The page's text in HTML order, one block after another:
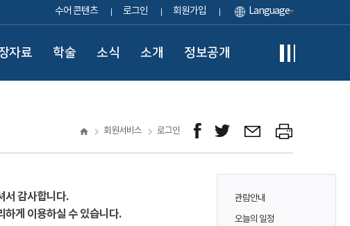
수어 콘텐츠 로그인 회원가입 Language
자료 학술 소식 소개 정보공개
관람안내
오늘의 일정
회원서비스 로그인
서 감사합니다.
하게 이용하실 수 있습니다.